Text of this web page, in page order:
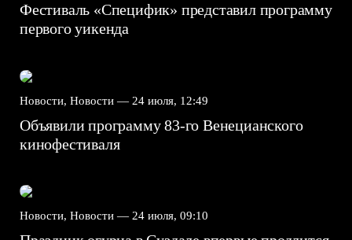
Фестиваль «Специфик» представил программу
первого уикенда
Новости, Новости — 24 июля, 12:49
Объявили программу 83-го Венецианского
кинофестиваля
Новости, Новости — 24 июля, 09:10